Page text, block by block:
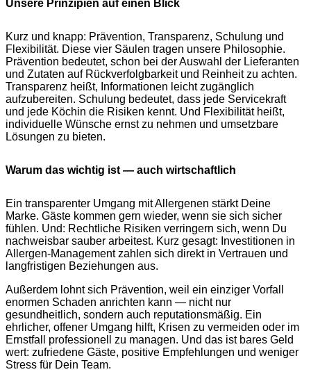
Unsere Prinzipien auf einen Blick
Kurz und knapp: Prävention, Transparenz, Schulung und
Flexibilität. Diese vier Säulen tragen unsere Philosophie.
Prävention bedeutet, schon bei der Auswahl der Lieferanten
und Zutaten auf Rückverfolgbarkeit und Reinheit zu achten.
Transparenz heißt, Informationen leicht zugänglich
aufzubereiten. Schulung bedeutet, dass jede Servicekraft
und jede Köchin die Risiken kennt. Und Flexibilität heißt,
individuelle Wünsche ernst zu nehmen und umsetzbare
Lösungen zu bieten.
Warum das wichtig ist — auch wirtschaftlich
Ein transparenter Umgang mit Allergenen stärkt Deine
Marke. Gäste kommen gern wieder, wenn sie sich sicher
fühlen. Und: Rechtliche Risiken verringern sich, wenn Du
nachweisbar sauber arbeitest. Kurz gesagt: Investitionen in
Allergen-Management zahlen sich direkt in Vertrauen und
langfristigen Beziehungen aus.
Außerdem lohnt sich Prävention, weil ein einziger Vorfall
enormen Schaden anrichten kann — nicht nur
gesundheitlich, sondern auch reputationsmäßig. Ein
ehrlicher, offener Umgang hilft, Krisen zu vermeiden oder im
Ernstfall professionell zu managen. Und das ist bares Geld
wert: zufriedene Gäste, positive Empfehlungen und weniger
Stress für Dein Team.